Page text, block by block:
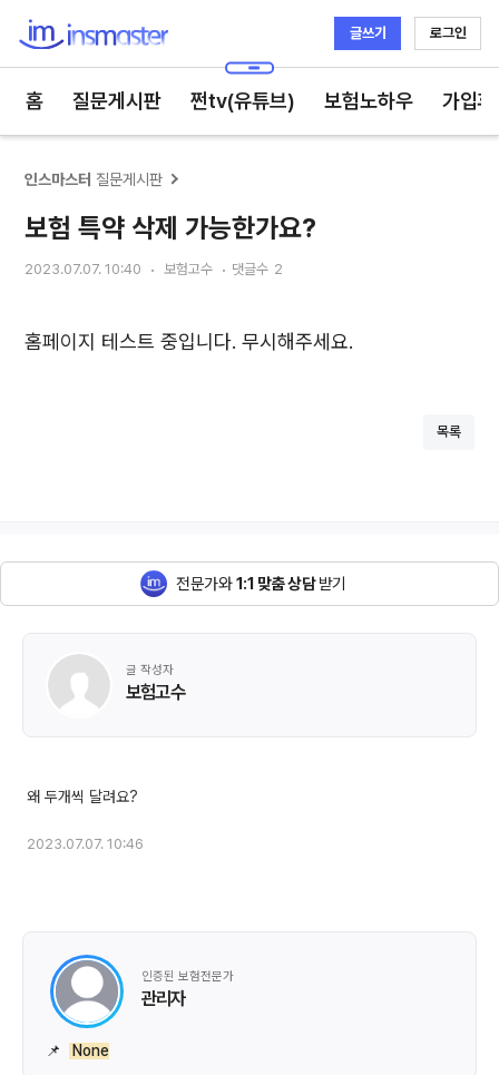
글쓰기 로그인
홈 질문게시판 쩐tv(유튜브) 보험노하우 가입
인스마스터 질문게시판
보험 특약 삭제 가능한가요?
2023.07.07. 10:40 보험고수 댓글수 2
홈페이지 테스트 중입니다. 무시해주세요.
목록
전문가와1:1 맞춤 상담받기
글 작성자
보험고수
2023.07.07. 10:46
인증된 보험전문가
관리자
📌 None